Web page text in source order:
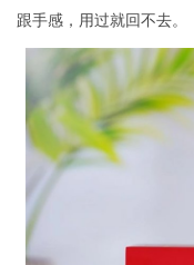
跟手感，用过就回不去。